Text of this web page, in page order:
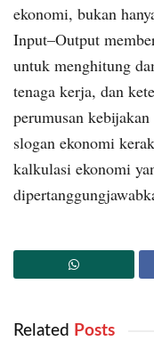
ekonomi, bukan
Input–Output
untuk menghitung
tenaga kerja, dan
perumusan
slogan ekonomi
kalkulasi ekonomi
Related ‎ Posts